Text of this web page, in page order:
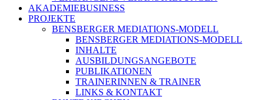
AKADEMIEBUSINESS
PROJEKTE
BENSBERGER MEDIATIONS-MODELL
BENSBERGER MEDIATIONS-MODELL
INHALTE
AUSBILDUNGSANGEBOTE
PUBLIKATIONEN
TRAINERINNEN & TRAINER
LINKS & KONTAKT